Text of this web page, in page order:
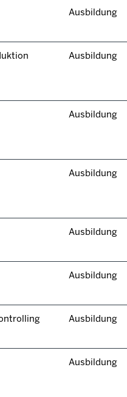
Ausbildung
Ausbildung
Ausbildung
Ausbildung
Ausbildung
Ausbildung
Ausbildung
Ausbildung